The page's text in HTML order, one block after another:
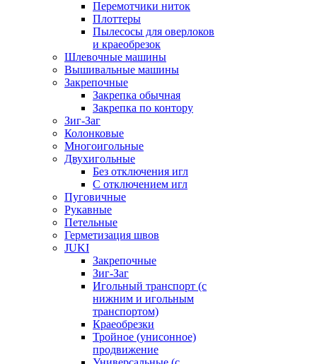
Перемотчики ниток
Плоттеры
Пылесосы для оверлоков
и краеобрезок
Шлевочные машины
Вышивальные машины
Закрепочные
Закрепка обычная
Закрепка по контору
Зиг-Заг
Колонковые
Многоигольные
Двухигольные
Без отключения игл
С отключением игл
Пуговичные
Рукавные
Петельные
Герметизация швов
JUKI
Закрепочные
Зиг-Заг
Игольный транспорт (с
нижним и игольным
транспортом)
Краеобрезки
Тройное (унисонное)
продвижение